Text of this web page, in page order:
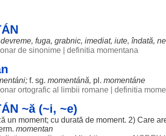
devreme, fuga, grabnic, imediat, iute, îndată,
de sinonime
definitia momentana
; f. sg. momentánă, pl. momentáne
ortografic al limbii romane
definitia
~ă (~i, ~e)
un moment; cu durată de moment. 2) Care
momentan